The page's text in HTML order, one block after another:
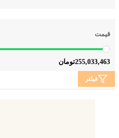
قیمت
255,033,463تومان
فیلتر